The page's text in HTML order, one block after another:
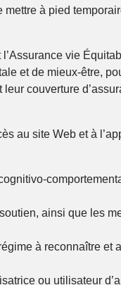
à pied
l’Assurance vie
et de mieux-être,
couverture
au site Web et à
ainsi que les
à reconnaître et
ou utilisateur